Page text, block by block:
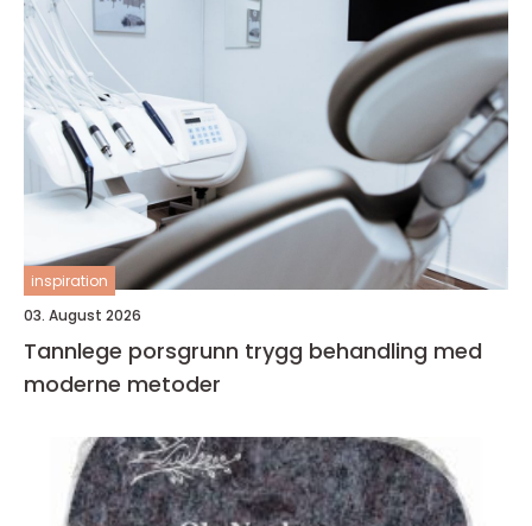
inspiration
03. August 2026
Tannlege porsgrunn trygg behandling med
moderne metoder